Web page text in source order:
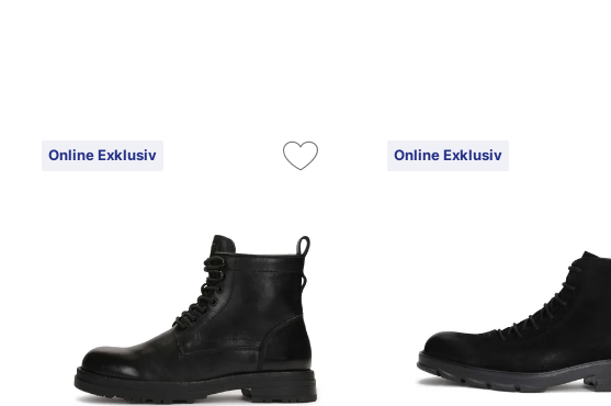
Online Exklusiv Online Exklusiv